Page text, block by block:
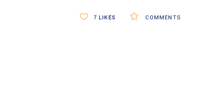
COMMENTS
7 LIKES